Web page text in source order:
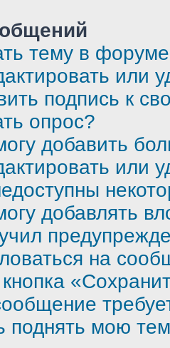
тему в
или
подпись к
опрос?
добавить
или
добавлять
на
поднять мою